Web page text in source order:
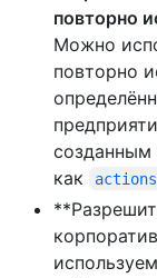
повторно
Можно
повторно
созданным
как